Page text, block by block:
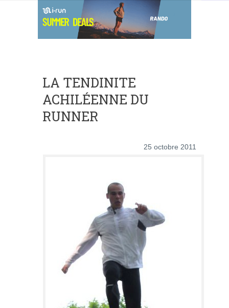
LA TENDINITE
ACHILÉENNE DU
RUNNER
25 octobre 2011